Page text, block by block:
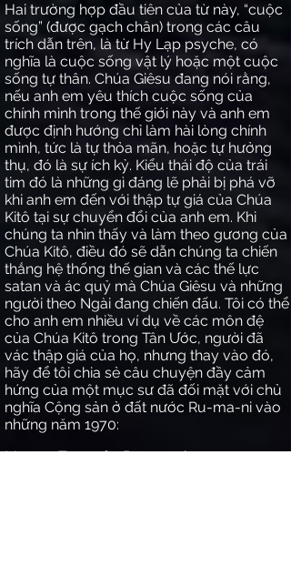
Hai trường hợp đầu tiên của từ này, “cuộc
sống” (được gạch chân) trong các câu
trích dẫn trên, là từ Hy Lạp psyche, có
nghĩa là cuộc sống vật lý hoặc một cuộc
sống tự thân. Chúa Giêsu đang nói rằng,
nếu anh em yêu thích cuộc sống của
chính mình trong thế giới này và anh em
được định hướng chỉ làm hài lòng chính
mình, tức là tự thỏa mãn, hoặc tự hưởng
thụ, đó là sự ích kỷ. Kiểu thái độ của trái
tim đó là những gì đáng lẽ phải bị phá vỡ
khi anh em đến với thập tự giá của Chúa
Kitô tại sự chuyển đổi của anh em. Khi
chúng ta nhìn thấy và làm theo gương của
Chúa Kitô, điều đó sẽ dẫn chúng ta chiến
thắng hệ thống thế gian và các thế lực
satan và ác quỷ mà Chúa Giêsu và những
người theo Ngài đang chiến đấu. Tôi có thể
cho anh em nhiều ví dụ về các môn đệ
của Chúa Kitô trong Tân Ước, người đã
vác thập giá của họ, nhưng thay vào đó,
hãy để tôi chia sẻ câu chuyện đầy cảm
hứng của một mục sư đã đối mặt với chủ
nghĩa Cộng sản ở đất nước Ru-ma-ni vào
những năm 1970:
Mục sư Tson của Ru-ma-ni